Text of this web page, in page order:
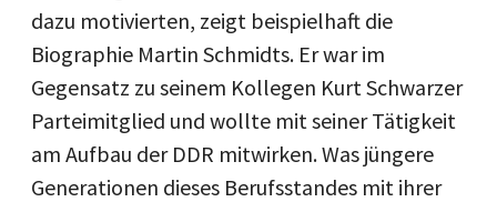
dazu motivierten, zeigt beispielhaft die
Biographie Martin Schmidts. Er war im
Gegensatz zu seinem Kollegen Kurt Schwarzer
Parteimitglied und wollte mit seiner Tätigkeit
am Aufbau der DDR mitwirken. Was jüngere
Generationen dieses Berufsstandes mit ihrer